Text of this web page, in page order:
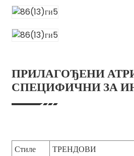
ПРИЛАГОЂЕНИ
СПЕЦИФИЧНИ ЗА
Стиле
ТРЕНДОВИ